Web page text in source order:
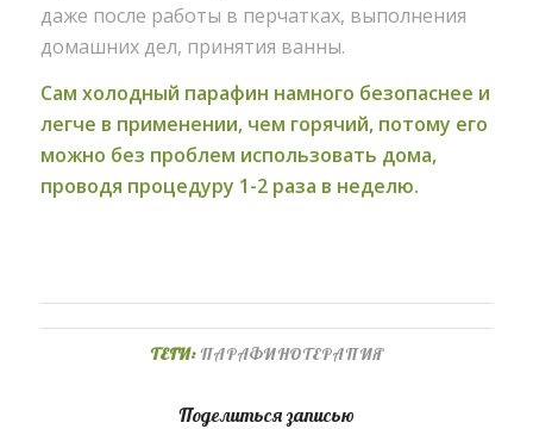
даже после работы в перчатках, выполнения
домашних дел, принятия ванны.
Сам холодный парафин намного безопаснее и
легче в применении, чем горячий, потому его
можно без проблем использовать дома,
проводя процедуру 1-2 раза в неделю.
ТЕГИ: ПАРАФИНОТЕРАПИЯ
Поделиться записью